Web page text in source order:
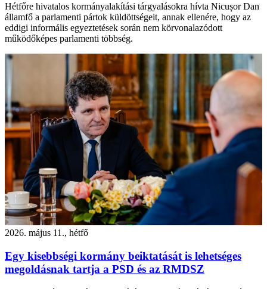
Hétfőre hivatalos kormányalakítási tárgyalásokra hívta Nicușor Dan
államfő a parlamenti pártok küldöttségeit, annak ellenére, hogy az
eddigi informális egyeztetések során nem körvonalazódott
működőképes parlamenti többség.
2026. május 11., hétfő
Egy kisebbségi kormány beiktatását is lehetséges
megoldásnak tartja a PSD és az RMDSZ